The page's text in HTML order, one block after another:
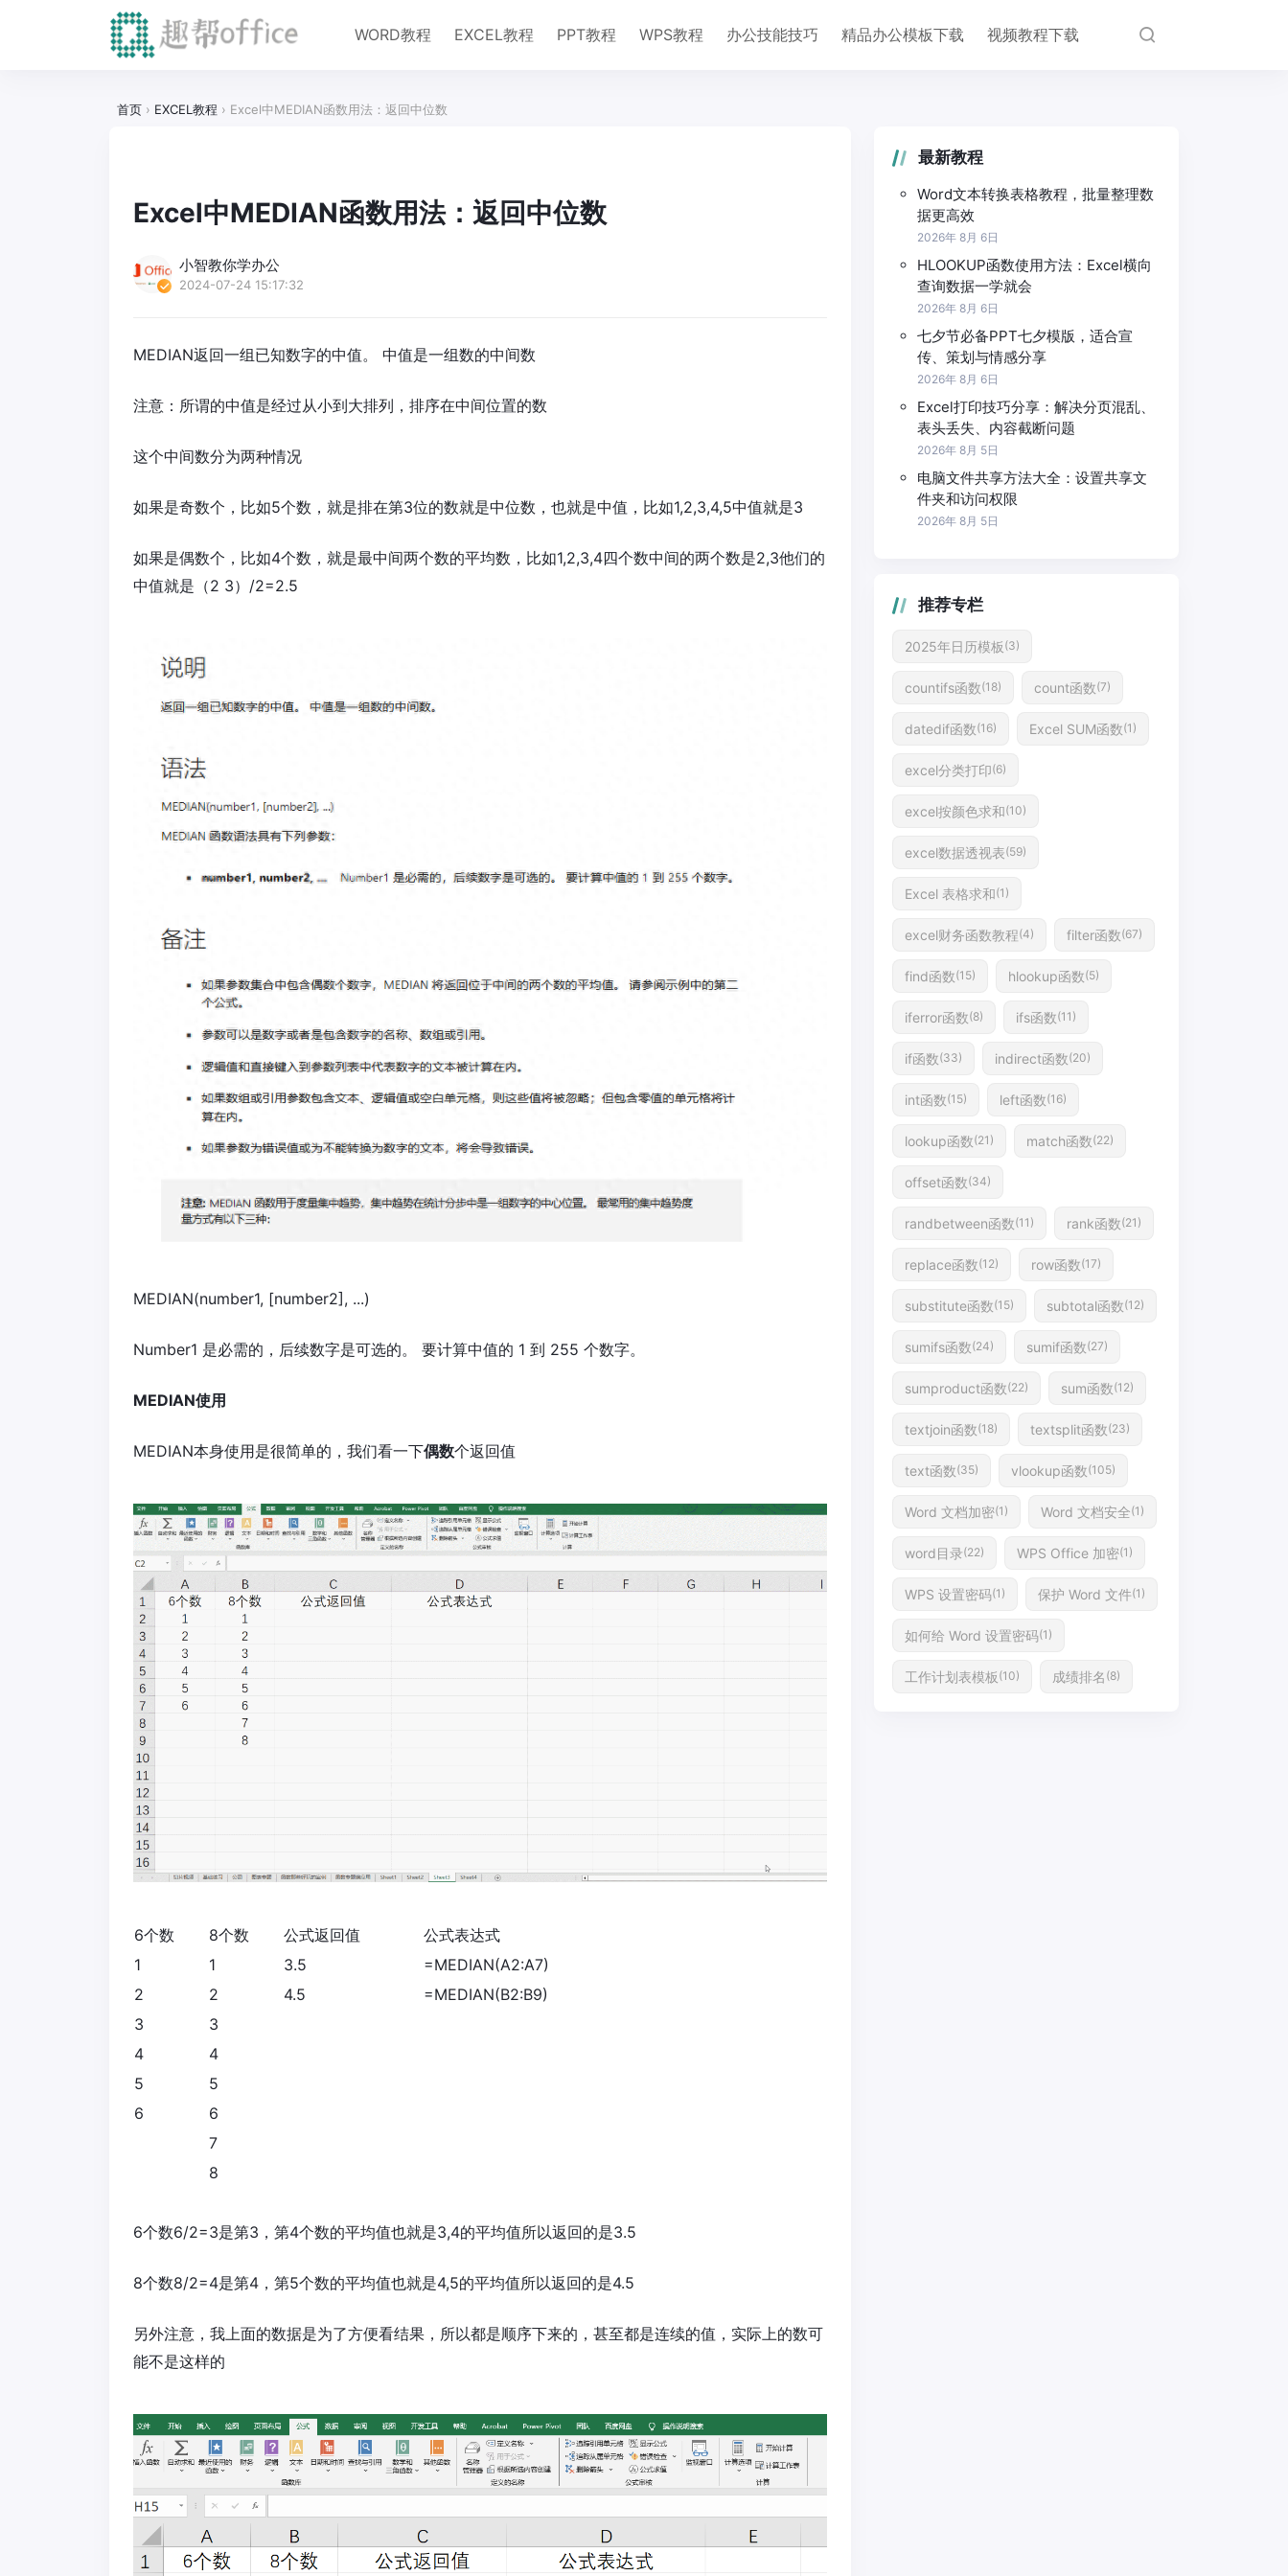
WORD教程 EXCEL教程 PPT教程 WPS教程 办公技能技巧 精品办公模板下载 视频教程下载
首页 › EXCEL教程 › Excel中MEDIAN函数用法：返回中位数
Excel中MEDIAN函数用法：返回中位数
小智教你学办公
2024-07-24 15:17:32
MEDIAN返回一组已知数字的中值。 中值是一组数的中间数
注意：所谓的中值是经过从小到大排列，排序在中间位置的数
这个中间数分为两种情况
如果是奇数个，比如5个数，就是排在第3位的数就是中位数，也就是中值，比如1,2,3,4,5中值就是3
如果是偶数个，比如4个数，就是最中间两个数的平均数，比如1,2,3,4四个数中间的两个数是2,3他们的
中值就是（2 3）/2=2.5
MEDIAN(number1, [number2], ...)
Number1 是必需的，后续数字是可选的。 要计算中值的 1 到 255 个数字。
MEDIAN使用
MEDIAN本身使用是很简单的，我们看一下偶数个返回值
6个数 8个数 公式返回值
公式表达式
1
1 3.5
=MEDIAN(A2:A7)
2
2 4.5
=MEDIAN(B2:B9)
3
3
4
4
5
5
6
6
7
8
6个数6/2=3是第3，第4个数的平均值也就是3,4的平均值所以返回的是3.5
8个数8/2=4是第4，第5个数的平均值也就是4,5的平均值所以返回的是4.5
另外注意，我上面的数据是为了方便看结果，所以都是顺序下来的，甚至都是连续的值，实际上的数可
能不是这样的
最新教程
Word文本转换表格教程，批量整理数
据更高效
2026年 8月 6日
HLOOKUP函数使用方法：Excel横向
查询数据一学就会
2026年 8月 6日
七夕节必备PPT七夕模版，适合宣
传、策划与情感分享
2026年 8月 6日
Excel打印技巧分享：解决分页混乱、
表头丢失、内容截断问题
2026年 8月 5日
电脑文件共享方法大全：设置共享文
件夹和访问权限
2026年 8月 5日
推荐专栏
2025年日历模板 (3)
countifs函数(18) count函数(7)
datedif函数(16) Excel SUM函数(1)
excel分类打印(6)
excel按颜色求和(10)
excel数据透视表(59)
Excel 表格求和(1)
excel财务函数教程(4) filter函数(67)
find函数(15) hlookup函数(5)
iferror函数(8) ifs函数(11)
if函数(33) indirect函数(20)
int函数(15) left函数(16)
lookup函数(21) match函数(22)
offset函数(34)
randbetween函数(11) rank函数(21)
replace函数(12) row函数(17)
substitute函数(15) subtotal函数(12)
sumifs函数(24) sumif函数(27)
sumproduct函数(22) sum函数(12)
textjoin函数(18) textsplit函数(23)
text函数(35) vlookup函数(105)
Word 文档加密(1) Word 文档安全(1)
word目录(22) WPS Office 加密(1)
WPS 设置密码(1) 保护 Word 文件(1)
如何给 Word 设置密码(1)
工作计划表模板 (10) 成绩排名 (8)